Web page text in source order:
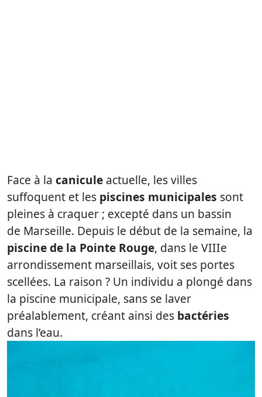
Face à la canicule actuelle, les villes
suffoquent et les piscines municipales sont
pleines à craquer ; excepté dans un bassin
de Marseille. Depuis le début de la semaine, la
piscine de la Pointe Rouge, dans le VIIIe
arrondissement marseillais, voit ses portes
scellées. La raison ? Un individu a plongé dans
la piscine municipale, sans se laver
préalablement, créant ainsi des bactéries
dans l’eau.